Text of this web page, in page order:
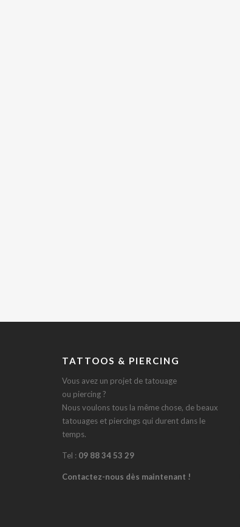
TATTOOS & PIERCING
Vous avez un projet de tatouage
ou piercing ?
Nous voulons tous la même chose, de beaux
tatouages et piercings qui durent dans le
temps.
Tel : 09 88 34 53 29
Contactez-nous dès maintenant !